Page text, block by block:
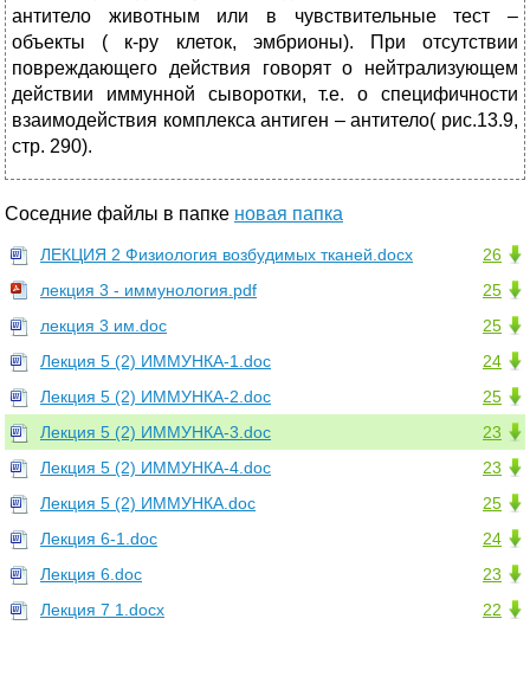
антитело животным или в чувствительные тест –
объекты ( к-ру клеток, эмбрионы). При отсутствии
повреждающего действия говорят о нейтрализующем
действии иммунной сыворотки, т.е. о специфичности
взаимодействия комплекса антиген – антитело( рис.13.9,
стр. 290).
Соседние файлы в папке новая папка
26
ЛЕКЦИЯ 2 Физиология возбудимых тканей.docx
25
лекция 3 - иммунология.pdf
25
лекция 3 им.doc
24
Лекция 5 (2) ИММУНКА-1.doc
25
Лекция 5 (2) ИММУНКА-2.doc
23
Лекция 5 (2) ИММУНКА-3.doc
23
Лекция 5 (2) ИММУНКА-4.doc
25
Лекция 5 (2) ИММУНКА.doc
24
Лекция 6-1.doc
23
Лекция 6.doc
22
Лекция 7 1.docx